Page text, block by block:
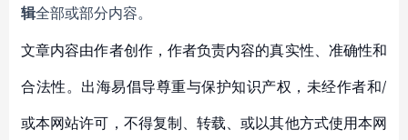
辑全部或部分内容。
文章内容由作者创作，作者负责内容的真实性、准确性和
合法性。出海易倡导尊重与保护知识产权，未经作者和/
或本网站许可，不得复制、转载、或以其他方式使用本网